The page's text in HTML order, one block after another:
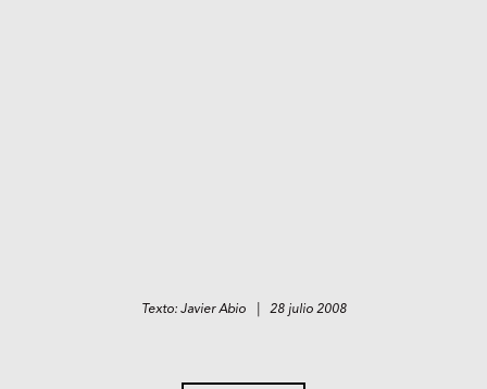
Texto: Javier Abio | 28 julio 2008